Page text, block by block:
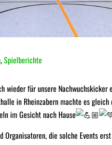
,Spielberichte
wieder für unsere Nachwuchskicker
in Rheinzabern machte es gleich
im Gesicht nach Hause
Organisatoren, die solche Events